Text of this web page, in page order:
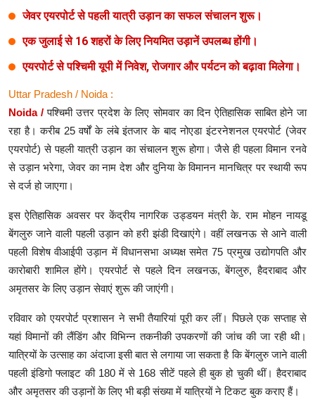
जेवर एयरपोर्ट से पहली यात्री उड़ान का सफल संचालन शुरू।
एक जुलाई से 16 शहरों के लिए नियमित उड़ानें उपलब्ध होंगी।
एयरपोर्ट से पश्चिमी यूपी में निवेश, रोजगार और पर्यटन को बढ़ावा मिलेगा।
Uttar Pradesh / Noida :
Noida /पश्चिमी उत्तर प्रदेश के लिए सोमवार का दिन ऐतिहासिक साबित होने जा
रहा है। करीब 25 वर्षों के लंबे इंतजार के बाद नोएडा इंटरनेशनल एयरपोर्ट (जेवर
एयरपोर्ट) से पहली यात्री उड़ान का संचालन शुरू होगा। जैसे ही पहला विमान रनवे
से उड़ान भरेगा, जेवर का नाम देश और दुनिया के विमानन मानचित्र पर स्थायी रूप
से दर्ज हो जाएगा।
इस ऐतिहासिक अवसर पर केंद्रीय नागरिक उड्डयन मंत्री के. राम मोहन नायडू
बेंगलुरु जाने वाली पहली उड़ान को हरी झंडी दिखाएंगे। वहीं लखनऊ से आने वाली
पहली विशेष वीआईपी उड़ान में विधानसभा अध्यक्ष समेत 75 प्रमुख उद्योगपति और
कारोबारी शामिल होंगे। एयरपोर्ट से पहले दिन लखनऊ, बेंगलुरु, हैदराबाद और
अमृतसर के लिए उड़ान सेवाएं शुरू की जाएंगी।
रविवार को एयरपोर्ट प्रशासन ने सभी तैयारियां पूरी कर लीं। पिछले एक सप्ताह से
यहां विमानों की लैंडिंग और विभिन्न तकनीकी उपकरणों की जांच की जा रही थी।
यात्रियों के उत्साह का अंदाजा इसी बात से लगाया जा सकता है कि बेंगलुरु जाने वाली
पहली इंडिगो फ्लाइट की 180 में से 168 सीटें पहले ही बुक हो चुकी थीं। हैदराबाद
और अमृतसर की उड़ानों के लिए भी बड़ी संख्या में यात्रियों ने टिकट बुक कराए हैं।